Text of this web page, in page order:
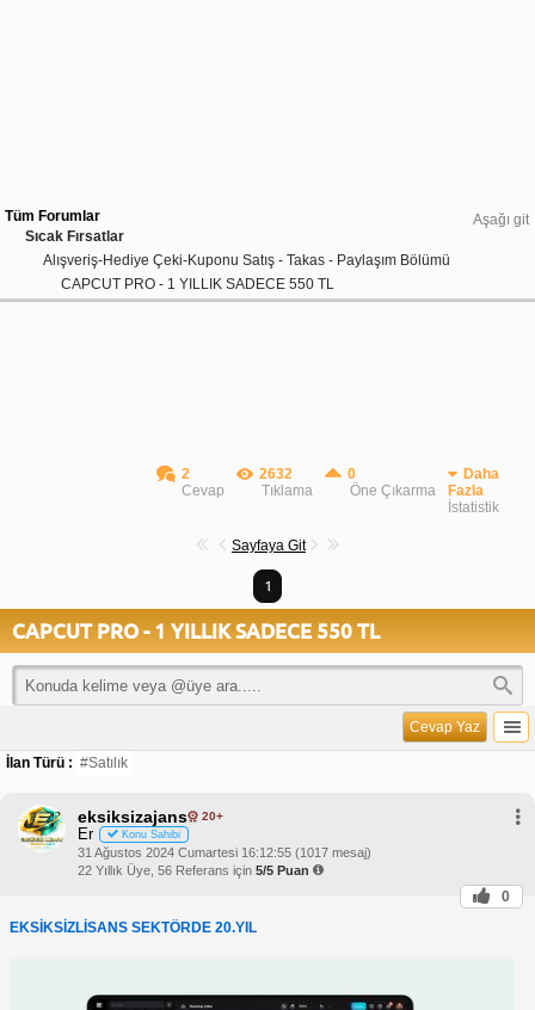
Aşağı git
Tüm Forumlar
Sıcak Fırsatlar
Alışveriş-Hediye Çeki-Kuponu Satış - Takas - Paylaşım Bölümü
CAPCUT PRO - 1 YILLIK SADECE 550 TL
2
Cevap
2632
Tıklama
0
Öne Çıkarma
Daha
Fazla
İstatistik
Sayfaya Git
1
CAPCUT PRO - 1 YILLIK SADECE 550 TL
Cevap Yaz
İlan Türü : #Satılık
eksiksizajans 20+
Er Konu Sahibi
31 Ağustos 2024 Cumartesi 16:12:55 (1017 mesaj)
22 Yıllık Üye, 56 Referans için 5/5 Puan
0
EKSİKSİZLİSANS SEKTÖRDE 20.YIL